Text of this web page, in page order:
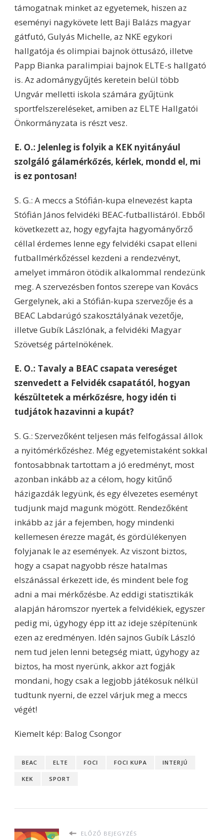
támogatnak minket az egyetemek, hiszen az
eseményi nagykövete lett Baji Balázs magyar
gátfutó, Gulyás Michelle, az NKE egykori
hallgatója és olimpiai bajnok öttusázó, illetve
Papp Bianka paralimpiai bajnok ELTE-s hallgató
is. Az adománygyűjtés keretein belül több
Ungvár melletti iskola számára gyűjtünk
sportfelszereléseket, amiben az ELTE Hallgatói
Önkormányzata is részt vesz.
E. O.: Jelenleg is folyik a KEK nyitányául
szolgáló gálamérkőzés, kérlek, mondd el, mi
is ez pontosan!
S. G.: A meccs a Stófián-kupa elnevezést kapta
Stófián János felvidéki BEAC-futballistáról. Ebből
következett az, hogy egyfajta hagyományőrző
céllal érdemes lenne egy felvidéki csapat elleni
futballmérkőzéssel kezdeni a rendezvényt,
amelyet immáron ötödik alkalommal rendezünk
meg. A szervezésben fontos szerepe van Kovács
Gergelynek, aki a Stófián-kupa szervezője és a
BEAC Labdarúgó szakosztályának vezetője,
illetve Gubík Lászlónak, a felvidéki Magyar
Szövetség pártelnökének.
E. O.: Tavaly a BEAC csapata vereséget
szenvedett a Felvidék csapatától, hogyan
készültetek a mérkőzésre, hogy idén ti
tudjátok hazavinni a kupát?
S. G.: Szervezőként teljesen más felfogással állok
a nyitómérkőzéshez. Még egyetemistaként sokkal
fontosabbnak tartottam a jó eredményt, most
azonban inkább az a célom, hogy kitűnő
házigazdák legyünk, és egy élvezetes eseményt
tudjunk majd magunk mögött. Rendezőként
inkább az jár a fejemben, hogy mindenki
kellemesen érezze magát, és gördülékenyen
folyjanak le az események. Az viszont biztos,
hogy a csapat nagyobb része hatalmas
elszánással érkezett ide, és mindent bele fog
adni a mai mérkőzésbe. Az eddigi statisztikák
alapján háromszor nyertek a felvidékiek, egyszer
pedig mi, úgyhogy épp itt az ideje szépítenünk
ezen az eredményen. Idén sajnos Gubík László
nem tud jelen lenni betegség miatt, úgyhogy az
biztos, ha most nyerünk, akkor azt fogják
mondani, hogy csak a legjobb játékosuk nélkül
tudtunk nyerni, de ezzel várjuk meg a meccs
végét!
Kiemelt kép: Balog Csongor
BEAC ELTE FOCI FOCI KUPA INTERJÚ
KEK SPORT
ELŐZŐ BEJEGYZÉS